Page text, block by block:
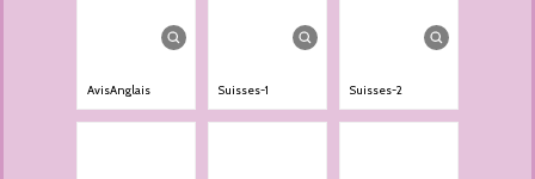
AvisAnglais Suisses-1 Suisses-2